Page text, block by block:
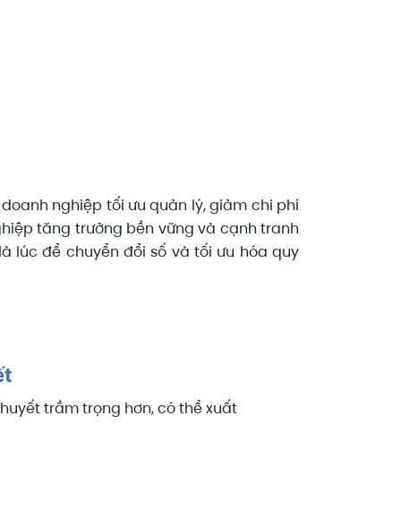
nghiệp tối ưu quản lý, giảm chi phí
tăng trưởng bền vững và cạnh tranh
lúc để chuyển đổi số và tối ưu hóa quy
trầm trọng hơn, có thể xuất